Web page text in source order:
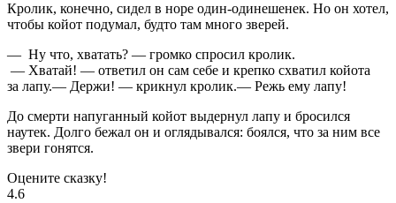
Кролик, конечно, сидел в норе один-одинешенек. Но он хотел,
чтобы койот подумал, будто там много зверей.
— Ну что, хватать? — громко спросил кролик.
— Хватай! — ответил он сам себе и крепко схватил койота
за лапу.— Держи! — крикнул кролик.— Режь ему лапу!
До смерти напуганный койот выдернул лапу и бросился
наутек. Долго бежал он и оглядывался: боялся, что за ним все
звери гонятся.
Оцените сказку!
4.6